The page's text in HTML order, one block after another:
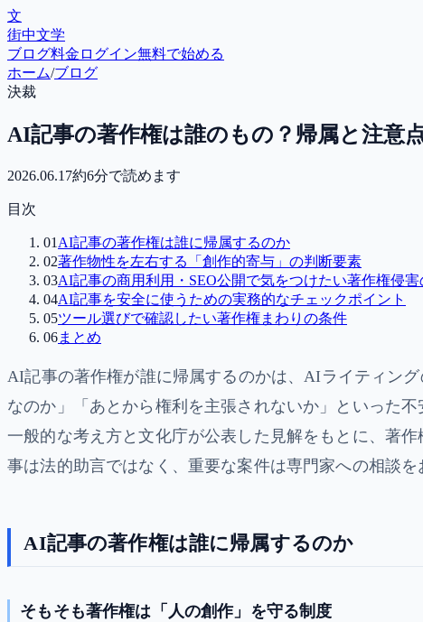
文
街中文学
ブログ料金 ログイン無料で始める
ホーム/ブログ
決裁
AI記事の著作権は誰のもの？帰属と注意
2026.06.17約6分で読めます
目次
01 AI記事の著作権は誰に帰属するのか
02著作物性を左右する「創作的寄与」の判断要素
03AI記事の商用利用・SEO公開で気をつけたい著作権侵害
04AI記事を安全に使うための実務的なチェックポイント
05ツール選びで確認したい著作権まわりの条件
06まとめ
AI記事の著作権が誰に帰属するのかは、AIライティン
なのか」「あとから権利を主張されないか」といった
一般的な考え方と文化庁が公表した見解をもとに、著
事は法的助言ではなく、重要な案件は専門家への相談を
AI記事の著作権は誰に帰属するのか
そもそも著作権は「人の創作」を守る制度